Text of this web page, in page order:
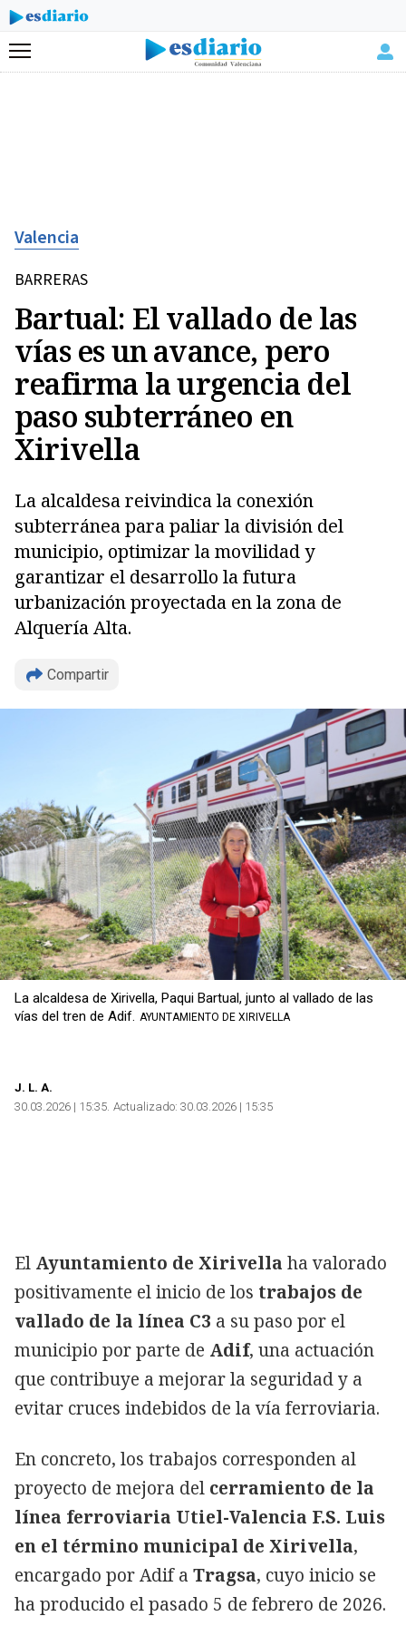
Menú
Valencia
BARRERAS
Bartual: El vallado de las
vías es un avance, pero
reafirma la urgencia del
paso subterráneo en
Xirivella
La alcaldesa reivindica la conexión
subterránea para paliar la división del
municipio, optimizar la movilidad y
garantizar el desarrollo la futura
urbanización proyectada en la zona de
Alquería Alta.
Compartir
Copiar
La alcaldesa de Xirivella, Paqui Bartual, junto al vallado de las
vías del tren de Adif. AYUNTAMIENTO DE XIRIVELLA
J. L. A.
30.03.2026 | 15:35 Actualizado: 30.03.2026 | 15:35
El Ayuntamiento de Xirivella ha valorado
positivamente el inicio de los trabajos de
vallado de la línea C3 a su paso por el
municipio por parte de Adif, una actuación
que contribuye a mejorar la seguridad y a
evitar cruces indebidos de la vía ferroviaria.
En concreto, los trabajos corresponden al
proyecto de mejora del cerramiento de la
línea ferroviaria Utiel-Valencia F.S. Luis
en el término municipal de Xirivella,
encargado por Adif a Tragsa, cuyo inicio se
ha producido el pasado 5 de febrero de 2026.